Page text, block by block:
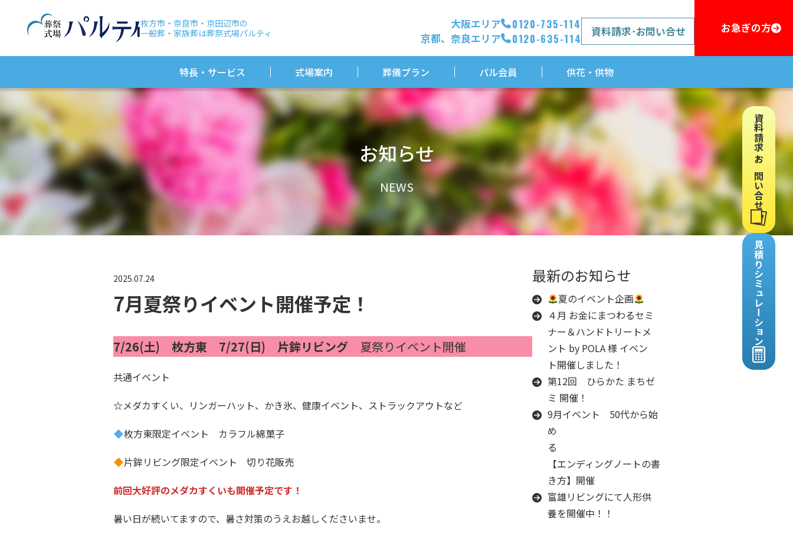
枚方市・奈良市・京田辺市の
一般葬・家族葬は葬祭式場パルティ
大阪エリア
京都、奈良エリア
0120-735-114
0120-635-114
資料請求･お問い合せ お急ぎの方
特長・サービス 式場案内 葬儀プラン パル会員 供花・供物
資料請求・お問い合せ
見積りシミュレーション
お知らせ
NEWS
2025.07.24
7月夏祭りイベント開催予定！
7/26(土) 枚方東 7/27(日) 片鉾リビング 夏祭りイベント開催
共通イベント
☆メダカすくい、リンガーハット、かき氷、健康イベント、ストラックアウトなど
枚方東限定イベント カラフル綿菓子
片鉾リビング限定イベント 切り花販売
前回大好評のメダカすくいも開催予定です！
暑い日が続いてますので、暑さ対策のうえお越しくださいませ。
最新のお知らせ
夏のイベント企画
４月 お金にまつわるセミ
ナー＆ハンドトリートメ
ント by POLA 様 イベン
ト開催しました！
第12回 ひらかた まちゼ
ミ 開催！
9月イベント 50代から始
め
る
【エンディングノートの書
き方】開催
富雄リビングにて人形供
養を開催中！！